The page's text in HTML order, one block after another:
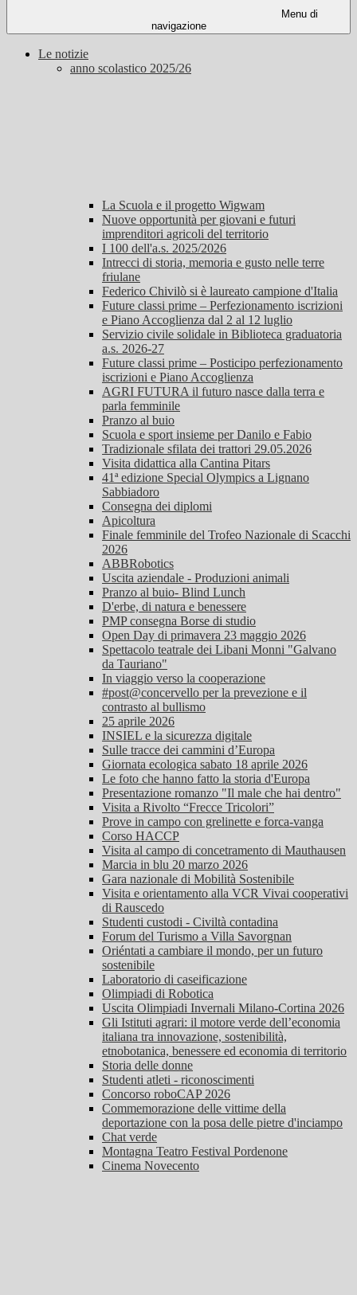
Menu di
navigazione
Le notizie
anno scolastico 2025/26
La Scuola e il progetto Wigwam
Nuove opportunità per giovani e futuri
imprenditori agricoli del territorio
I 100 dell'a.s. 2025/2026
Intrecci di storia, memoria e gusto nelle terre
friulane
Federico Chivilò si è laureato campione d'Italia
Future classi prime – Perfezionamento iscrizioni
e Piano Accoglienza dal 2 al 12 luglio
Servizio civile solidale in Biblioteca graduatoria
a.s. 2026-27
Future classi prime – Posticipo perfezionamento
iscrizioni e Piano Accoglienza
AGRI FUTURA il futuro nasce dalla terra e
parla femminile
Pranzo al buio
Scuola e sport insieme per Danilo e Fabio
Tradizionale sfilata dei trattori 29.05.2026
Visita didattica alla Cantina Pitars
41ª edizione Special Olympics a Lignano
Sabbiadoro
Consegna dei diplomi
Apicoltura
Finale femminile del Trofeo Nazionale di Scacchi
2026
ABBRobotics
Uscita aziendale - Produzioni animali
Pranzo al buio- Blind Lunch
D'erbe, di natura e benessere
PMP consegna Borse di studio
Open Day di primavera 23 maggio 2026
Spettacolo teatrale dei Libani Monni "Galvano
da Tauriano"
In viaggio verso la cooperazione
#post@concervello per la prevezione e il
contrasto al bullismo
25 aprile 2026
INSIEL e la sicurezza digitale
Sulle tracce dei cammini d’Europa
Giornata ecologica sabato 18 aprile 2026
Le foto che hanno fatto la storia d'Europa
Presentazione romanzo "Il male che hai dentro"
Visita a Rivolto “Frecce Tricolori”
Prove in campo con grelinette e forca-vanga
Corso HACCP
Visita al campo di concetramento di Mauthausen
Marcia in blu 20 marzo 2026
Gara nazionale di Mobilità Sostenibile
Visita e orientamento alla VCR Vivai cooperativi
di Rauscedo
Studenti custodi - Civiltà contadina
Forum del Turismo a Villa Savorgnan
Oriéntati a cambiare il mondo, per un futuro
sostenibile
Laboratorio di caseificazione
Olimpiadi di Robotica
Uscita Olimpiadi Invernali Milano-Cortina 2026
Gli Istituti agrari: il motore verde dell’economia
italiana tra innovazione, sostenibilità,
etnobotanica, benessere ed economia di territorio
Storia delle donne
Studenti atleti - riconoscimenti
Concorso roboCAP 2026
Commemorazione delle vittime della
deportazione con la posa delle pietre d'inciampo
Chat verde
Montagna Teatro Festival Pordenone
Cinema Novecento